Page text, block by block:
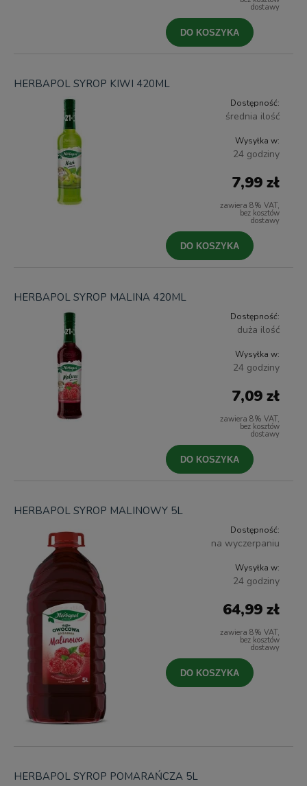
dostawy
DO KOSZYKA
HERBAPOL SYROP KIWI 420ML
Dostępność:
średnia ilość
Wysyłka w:
24 godziny
7,99 zł
zawiera 8% VAT,
bez kosztów
dostawy
DO KOSZYKA
HERBAPOL SYROP MALINA 420ML
Dostępność:
duża ilość
Wysyłka w:
24 godziny
7,09 zł
zawiera 8% VAT,
bez kosztów
dostawy
DO KOSZYKA
HERBAPOL SYROP MALINOWY 5L
Dostępność:
na wyczerpaniu
Wysyłka w:
24 godziny
64,99 zł
zawiera 8% VAT,
bez kosztów
dostawy
DO KOSZYKA
HERBAPOL SYROP POMARAŃCZA 5L